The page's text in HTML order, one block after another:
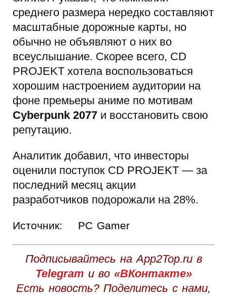
среднего размера нередко составляют
масштабные дорожные карты, но
обычно не объявляют о них во
всеуслышание. Скорее всего, CD
PROJEKT хотела воспользоваться
хорошим настроением аудитории на
фоне премьеры аниме по мотивам
Cyberpunk 2077 и восстановить свою
репутацию.
Аналитик добавил, что инвесторы
оценили поступок CD PROJEKT — за
последний месяц акции
разработчиков подорожали на 28%.
Источник: PC Gamer
Подписывайтесь на App2Top.ru в
Telegram и во «ВКонтакте»
Есть новость? Поделитесь с нами,